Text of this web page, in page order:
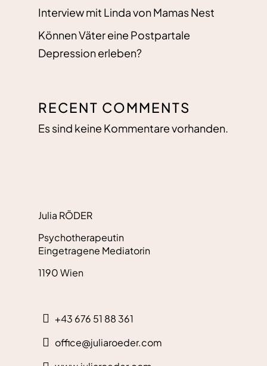
Interview mit Linda von Mamas Nest
Können Väter eine Postpartale
Depression erleben?
RECENT COMMENTS
Es sind keine Kommentare vorhanden.
Julia RÖDER
Psychotherapeutin
Eingetragene Mediatorin
1190 Wien
+43 676 51 88 361
office@juliaroeder.com